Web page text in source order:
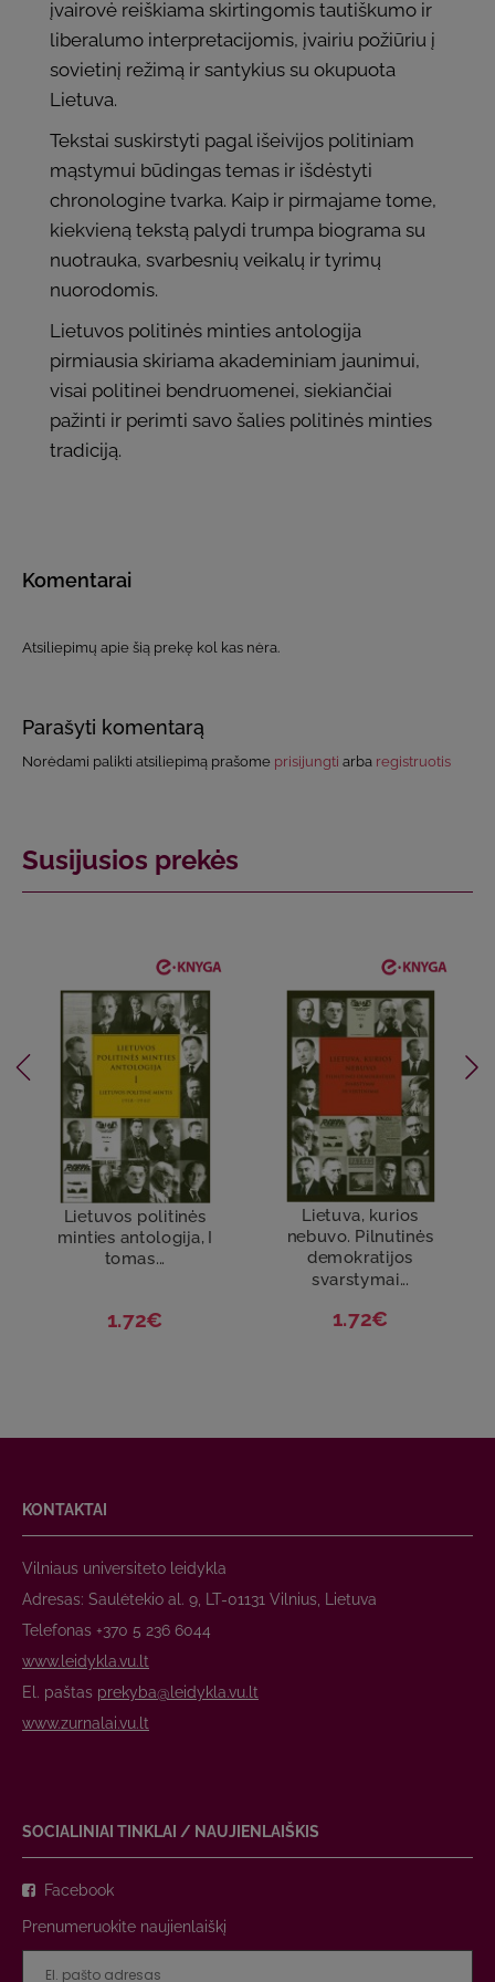
įvairovė reiškiama skirtingomis tautiškumo ir
liberalumo interpretacijomis, įvairiu požiūriu į
sovietinį režimą ir santykius su okupuota
Lietuva.
Tekstai suskirstyti pagal išeivijos politiniam
mąstymui būdingas temas ir išdėstyti
chronologine tvarka. Kaip ir pirmajame tome,
kiekvieną tekstą palydi trumpa biograma su
nuotrauka, svarbesnių veikalų ir tyrimų
nuorodomis.
Lietuvos politinės minties antologija
pirmiausia skiriama akademiniam jaunimui,
visai politinei bendruomenei, siekiančiai
pažinti ir perimti savo šalies politinės minties
tradiciją.
Komentarai
Atsiliepimų apie šią prekę kol kas nėra.
Parašyti komentarą
Norėdami palikti atsiliepimą prašome prisijungti arba registruotis
Susijusios prekės
Lietuvos politinės
minties antologija, I
tomas...
1.72€
Lietuva, kurios
nebuvo. Pilnutinės
demokratijos
svarstymai...
1.72€
KONTAKTAI
Vilniaus universiteto leidykla
Adresas: Saulėtekio al. 9, LT-01131 Vilnius, Lietuva
Telefonas +370 5 236 6044
www.leidykla.vu.lt
El. paštas prekyba@leidykla.vu.lt
www.zurnalai.vu.lt
SOCIALINIAI TINKLAI / NAUJIENLAIŠKIS
Facebook
Prenumeruokite naujienlaiškį